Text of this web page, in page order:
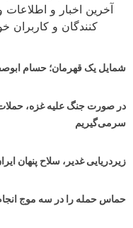
آخرین اخبار و
کنندگان و کاربران
شمایل یک قهرمان؛ حسام
در صورت جنگ علیه غزه،
سرمی‌گیریم
زیردریایی غدیر، سلاح پنهان
حماس حمله را در سه موج